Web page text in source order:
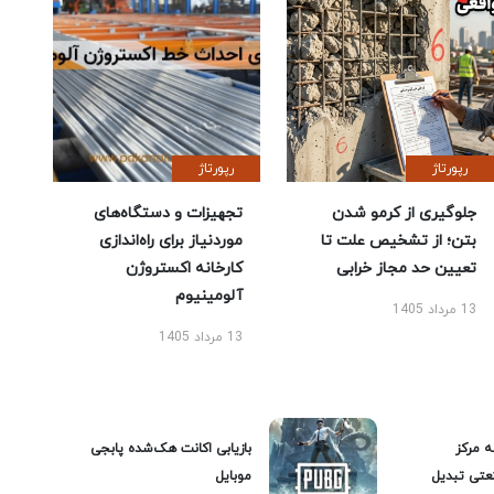
رپورتاژ
جلوگیری از کرمو شدن
بتن؛ از تشخیص علت تا
تعیین حد مجاز خرابی
13 مرداد 1405
رپورتاژ
تجهیزات و دستگاه‌های
موردنیاز برای راه‌اندازی
کارخانه اکستروژن
آلومینیوم
13 مرداد 1405
مرکز
تبدیل
بازیابی اکانت هک‌شده پابجی
موبایل